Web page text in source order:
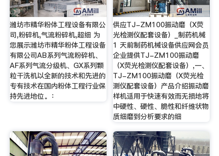
潍坊市精华粉体工程设备有限公
司,粉碎机,气流粉碎机,超细 为
您展示潍坊市精华粉体工程设备
有限公司AB系列气流粉碎机、
AF系列气流分级机、GX系列颗
粒干洗机以全新的技术和先进的
专有技术在国内粉体工程行业保
持先进地位。：
供应TJ-ZM100振动磨（X荧
光检测仪配套设备）_制药机械
1 天前制药机械设备供应网会员
企业提供TJ-ZM100振动磨
（X荧光检测仪配套设备）,一、
TJ-ZM100振动磨（X荧光检
测仪配套设备）产品介绍振动磨
样机适用于快速有效而无损地将
中硬性、硬性、脆性和纤维状物
质细磨到分析要求的细